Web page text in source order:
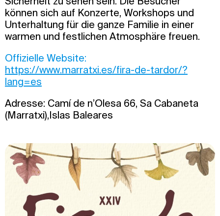
können sich auf Konzerte, Workshops und
Unterhaltung für die ganze Familie in einer
warmen und festlichen Atmosphäre freuen.
Offizielle Website:
https://www.marratxi.es/fira-de-tardor/?
lang=es
Adresse: Camí de n’Olesa 66, Sa Cabaneta
(Marratxi),Islas Baleares